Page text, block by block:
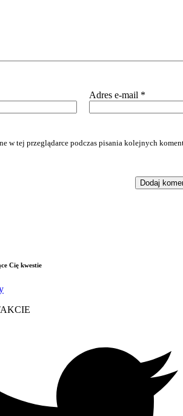
Adres e-mail *
w tej przeglądarce podczas pisania kolejnych
Cię kwestie